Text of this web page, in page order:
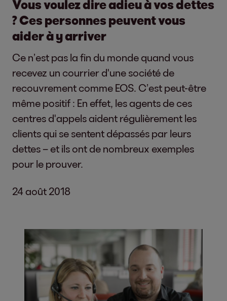
Vous voulez dire adieu à vos dettes
? Ces personnes peuvent vous
aider à y arriver
Ce n’est pas la fin du monde quand vous
recevez un courrier d'une société de
recouvrement comme EOS. C’est peut-être
même positif : En effet, les agents de ces
centres d'appels aident régulièrement les
clients qui se sentent dépassés par leurs
dettes – et ils ont de nombreux exemples
pour le prouver.
24 août 2018